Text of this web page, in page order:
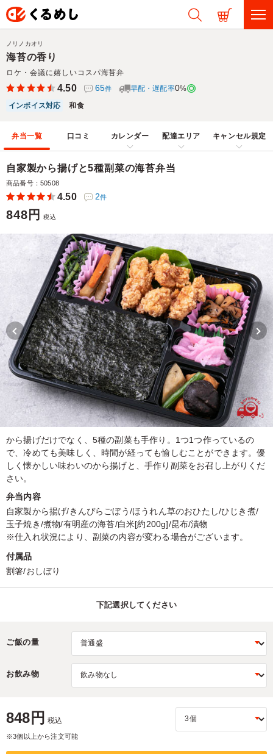
海苔の香り
ロケ・会議に嬉しいコスパ海苔弁
ノリノカオリ
4.50 65件 早配・遅配率0%
インボイス対応
和食
弁当一覧 口コミ カレンダー 配達エリア キャンセル規定
自家製から揚げと5種副菜の海苔弁当
商品番号：50508
4.50 2件
848円 税込
から揚げだけでなく、5種の副菜も手作り。1つ1つ作っているの
で、冷めても美味しく、時間が経っても愉しむことができます。優
しく懐かしい味わいのから揚げと、手作り副菜をお召し上がりくだ
さい。
弁当内容
自家製から揚げ/きんぴらごぼう/ほうれん草のおひたし/ひじき煮/
玉子焼き/煮物/有明産の海苔/白米[約200g]/昆布/漬物
※仕入れ状況により、副菜の内容が変わる場合がございます。
付属品
割箸/おしぼり
下記選択してください
ご飯の量
お飲み物
848円 税込
※3個以上から注文可能